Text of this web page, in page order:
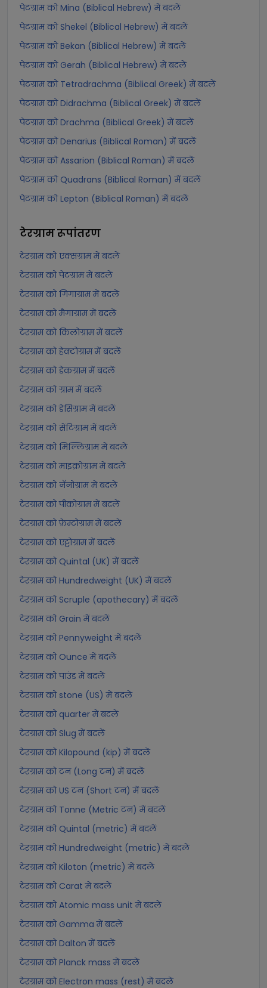
पेटग्राम को Mina (Biblical Hebrew) में बदलें
पेटग्राम को Shekel (Biblical Hebrew) में बदलें
पेटग्राम को Bekan (Biblical Hebrew) में बदलें
पेटग्राम को Gerah (Biblical Hebrew) में बदलें
पेटग्राम को Tetradrachma (Biblical Greek) में बदलें
पेटग्राम को Didrachma (Biblical Greek) में बदलें
पेटग्राम को Drachma (Biblical Greek) में बदलें
पेटग्राम को Denarius (Biblical Roman) में बदलें
पेटग्राम को Assarion (Biblical Roman) में बदलें
पेटग्राम को Quadrans (Biblical Roman) में बदलें
पेटग्राम को Lepton (Biblical Roman) में बदलें
टेरग्रामरूपांतरण
टेरग्राम को एक्सग्राम में बदलें
टेरग्राम को पेटग्राम में बदलें
टेरग्राम को गिगाग्राम में बदलें
टेरग्राम को मैगाग्राम में बदलें
टेरग्राम को किलोग्राम में बदलें
टेरग्राम को हेक्टोग्राम में बदलें
टेरग्राम को डेकग्राम में बदलें
टेरग्राम को ग्राम में बदलें
टेरग्राम को डेसिग्राम में बदलें
टेरग्राम को सेंटिग्राम में बदलें
टेरग्राम को मिल्लिग्राम में बदलें
टेरग्राम को माइक्रोग्राम में बदलें
टेरग्राम को नॅनोग्राम में बदलें
टेरग्राम को पीकोग्राम में बदलें
टेरग्राम को फ़ेम्टोग्राम में बदलें
टेरग्राम को एट्टोग्राम में बदलें
टेरग्राम को Quintal (UK) में बदलें
टेरग्राम को Hundredweight (UK) में बदलें
टेरग्राम को Scruple (apothecary) में बदलें
टेरग्राम को Grain में बदलें
टेरग्राम को Pennyweight में बदलें
टेरग्राम को Ounce में बदलें
टेरग्राम को पाउंड में बदलें
टेरग्राम को stone (US) में बदलें
टेरग्राम को quarter में बदलें
टेरग्राम को Slug में बदलें
टेरग्राम को Kilopound (kip) में बदलें
टेरग्राम को टन (Long टन) में बदलें
टेरग्राम को US टन (Short टन) में बदलें
टेरग्राम को Tonne (Metric टन) में बदलें
टेरग्राम को Quintal (metric) में बदलें
टेरग्राम को Hundredweight (metric) में बदलें
टेरग्राम को Kiloton (metric) में बदलें
टेरग्राम को Carat में बदलें
टेरग्राम को Atomic mass unit में बदलें
टेरग्राम को Gamma में बदलें
टेरग्राम को Dalton में बदलें
टेरग्राम को Planck mass में बदलें
टेरग्राम को Electron mass (rest) में बदलें